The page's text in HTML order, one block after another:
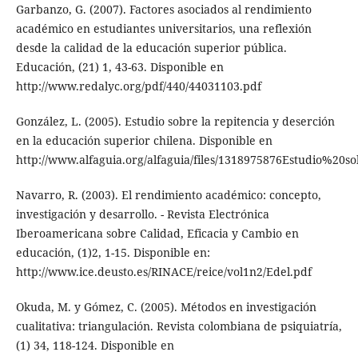
Garbanzo, G. (2007). Factores asociados al rendimiento
académico en estudiantes universitarios, una reflexión
desde la calidad de la educación superior pública.
Educación, (21) 1, 43-63. Disponible en
http://www.redalyc.org/pdf/440/44031103.pdf
González, L. (2005). Estudio sobre la repitencia y deserción
en la educación superior chilena. Disponible en
http://www.alfaguia.org/alfaguia/files/
Navarro, R. (2003). El rendimiento académico: concepto,
investigación y desarrollo. - Revista Electrónica
Iberoamericana sobre Calidad, Eficacia y Cambio en
educación, (1)2, 1-15. Disponible en:
http://www.ice.deusto.es/RINACE/reice/vol1n2/Edel.pdf
Okuda, M. y Gómez, C. (2005). Métodos en investigación
cualitativa: triangulación. Revista colombiana de psiquiatría,
(1) 34, 118-124. Disponible en